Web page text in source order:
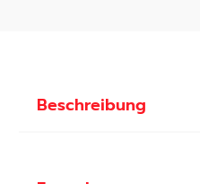
Beschreibung